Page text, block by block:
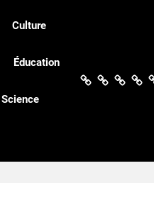
Culture
Éducation
Science
Actualités
Politique